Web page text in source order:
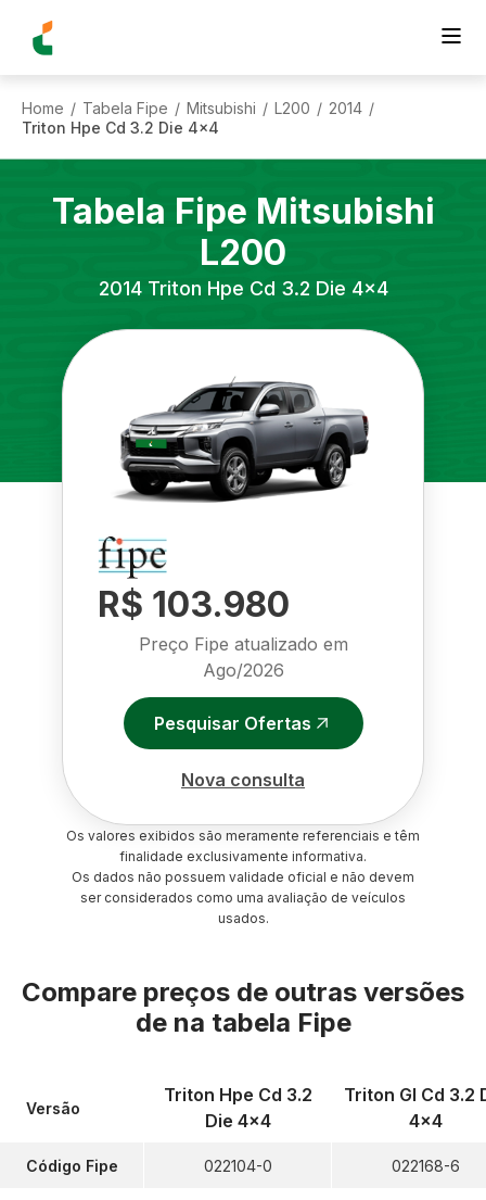
Home / Tabela Fipe / Mitsubishi / L200 / 2014 /
Triton Hpe Cd 3.2 Die 4x4
Tabela Fipe Mitsubishi
L200
2014 Triton Hpe Cd 3.2 Die 4x4
R$ 103.980
Preço Fipe atualizado em
Ago/2026
Pesquisar Ofertas
Nova consulta
Os valores exibidos são meramente referenciais e têm
finalidade exclusivamente informativa.
Os dados não possuem validade oficial e não devem
ser considerados como uma avaliação de veículos
usados.
Compare preços de outras versões
de na tabela Fipe
Versão
Código Fipe
Triton Hpe Cd 3.2
Die 4x4
022104-0
Triton Gl Cd 3.2
4x4
022168-6